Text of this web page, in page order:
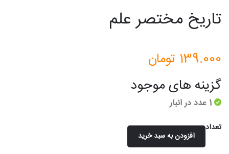
تاریخ مختصر علم
139.000 تومان
گزینه های موجود
تعداد
افزودن به سبد خرید